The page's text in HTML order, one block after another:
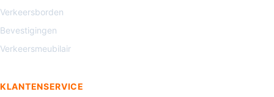
Verkeersborden
Bevestigingen
Verkeersmeubilair
KLANTENSERVICE